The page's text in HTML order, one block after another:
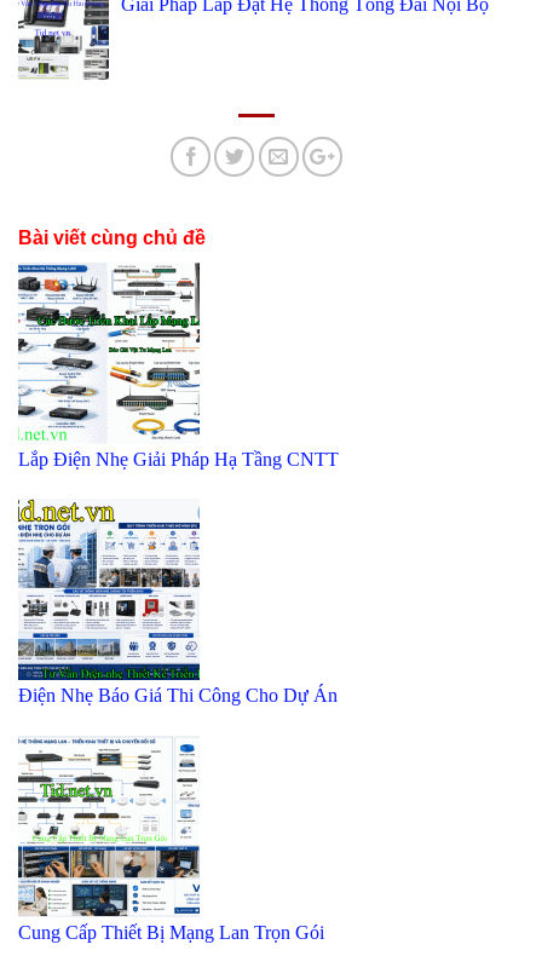
Giải Pháp Lắp Đặt Hệ Thống Tổng Đài Nội Bộ
Bài viết cùng chủ đề
Lắp Điện Nhẹ Giải Pháp Hạ Tầng CNTT
Điện Nhẹ Báo Giá Thi Công Cho Dự Án
Cung Cấp Thiết Bị Mạng Lan Trọn Gói